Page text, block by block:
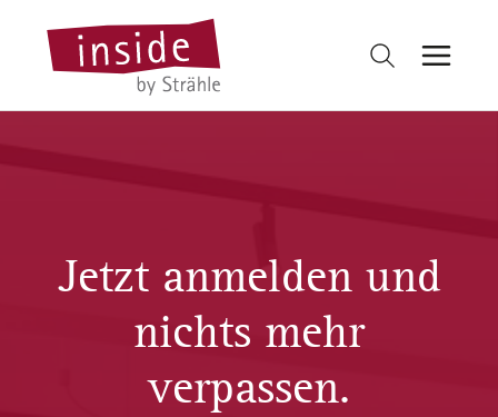
Jetzt anmelden und
nichts mehr
verpassen.